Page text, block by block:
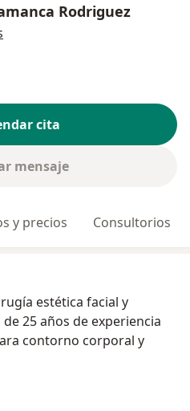
Rodriguez
cita
mensaje
y precios Consultorios
estética facial y
25 años de experiencia
contorno corporal y